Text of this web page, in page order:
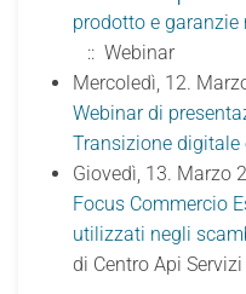
prodotto e
:: Webinar
Mercoledì, 12.
Webinar di
Transizione digitale
Giovedì, 13. Marzo
Focus Commercio
utilizzati negli
di Centro Api Servizi